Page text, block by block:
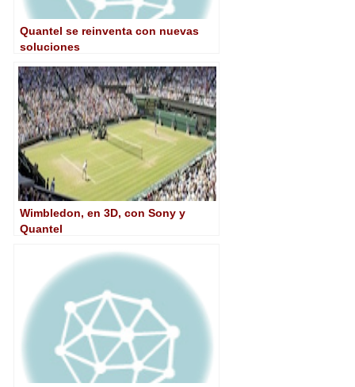
Quantel se reinventa con nuevas
soluciones
Wimbledon, en 3D, con Sony y
Quantel